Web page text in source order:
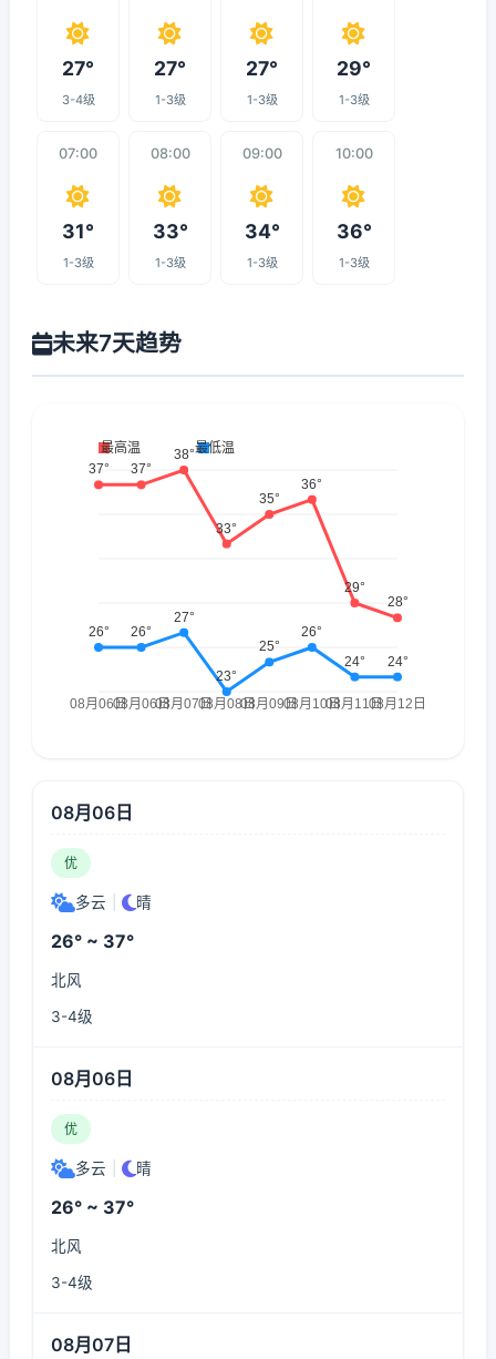
27°
3-4级
27°
1-3级
27°
1-3级
29°
1-3级
07:00
31°
1-3级
08:00
33°
1-3级
09:00
34°
1-3级
10:00
36°
1-3级
未来7天趋势
08月06日
优
多云 晴
26° ~ 37°
北风
3-4级
08月06日
优
多云 晴
26° ~ 37°
北风
3-4级
08月07日